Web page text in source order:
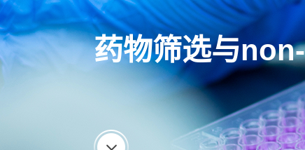
药物筛选与